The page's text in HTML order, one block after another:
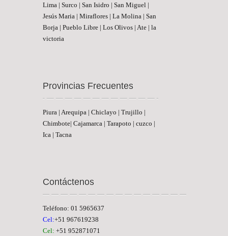
Lima | Surco | San Isidro | San Miguel |
Jesús Maria | Miraflores | La Molina | San
Borja | Pueblo Libre | Los Olivos | Ate | la
victoria
Provincias Frecuentes
Piura | Arequipa | Chiclayo | Trujillo |
Chimbote| Cajamarca | Tarapoto | cuzco |
Ica | Tacna
Contáctenos
Teléfono: 01 5965637
Cel:+51 967619238
Cel: +51 952871071